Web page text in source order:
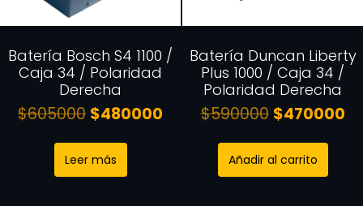
Batería Bosch S4 1100 /
Caja 34 / Polaridad
Derecha
$605000 $480000
Leer más
Batería Duncan Liberty
Plus 1000 / Caja 34 /
Polaridad Derecha
$590000 $470000
Añadir al carrito